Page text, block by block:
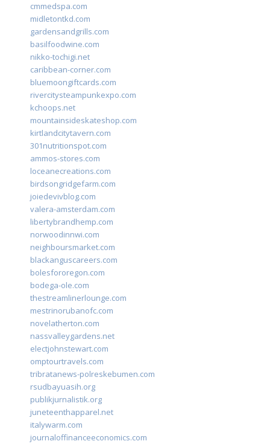
cmmedspa.com
midletontkd.com
gardensandgrills.com
basilfoodwine.com
nikko-tochigi.net
caribbean-corner.com
bluemoongiftcards.com
rivercitysteampunkexpo.com
kchoops.net
mountainsideskateshop.com
kirtlandcitytavern.com
301nutritionspot.com
ammos-stores.com
loceanecreations.com
birdsongridgefarm.com
joiedevivblog.com
valera-amsterdam.com
libertybrandhemp.com
norwoodinnwi.com
neighboursmarket.com
blackanguscareers.com
bolesfororegon.com
bodega-ole.com
thestreamlinerlounge.com
mestrinorubanofc.com
novelatherton.com
nassvalleygardens.net
electjohnstewart.com
omptourtravels.com
tribratanews-polreskebumen.com
rsudbayuasih.org
publikjurnalistik.org
juneteenthapparel.net
italywarm.com
journaloffinanceeconomics.com